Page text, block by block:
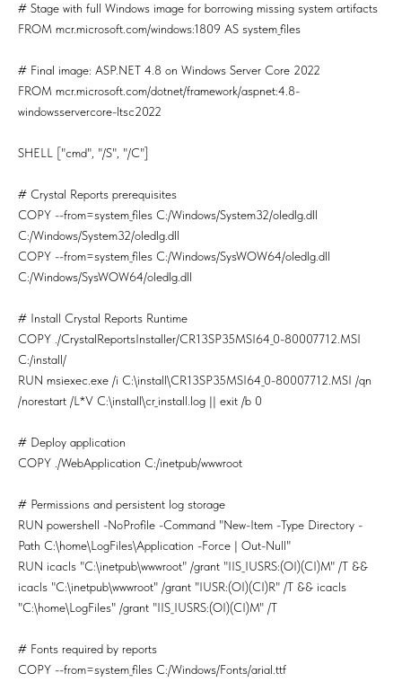
# Stage with full Windows image for borrowing missing system artifacts
FROM mcr.microsoft.com/windows:1809 AS system_files
# Final image: ASP.NET 4.8 on Windows Server Core 2022
FROM mcr.microsoft.com/dotnet/framework/aspnet:4.8-
windowsservercore-ltsc2022
SHELL ["cmd", "/S", "/C"]
# Crystal Reports prerequisites
COPY --from=system_files C:/Windows/System32/oledlg.dll
C:/Windows/System32/oledlg.dll
COPY --from=system_files C:/Windows/SysWOW64/oledlg.dll
C:/Windows/SysWOW64/oledlg.dll
# Install Crystal Reports Runtime
COPY ./CrystalReportsInstaller/CR13SP35MSI64_0-80007712.MSI
C:/install/
RUN msiexec.exe /i C:\install\CR13SP35MSI64_0-80007712.MSI /qn
/norestart /L*V C:\install\cr_install.log || exit /b 0
# Deploy application
COPY ./WebApplication C:/inetpub/wwwroot
# Permissions and persistent log storage
RUN powershell -NoProfile -Command "New-Item -Type Directory -
Path C:\home\LogFiles\Application -Force | Out-Null"
RUN icacls "C:\inetpub\wwwroot" /grant "IIS_IUSRS:(OI)(CI)M" /T &&
icacls "C:\inetpub\wwwroot" /grant "IUSR:(OI)(CI)R" /T && icacls
"C:\home\LogFiles" /grant "IIS_IUSRS:(OI)(CI)M" /T
# Fonts required by reports
COPY --from=system_files C:/Windows/Fonts/arial.ttf